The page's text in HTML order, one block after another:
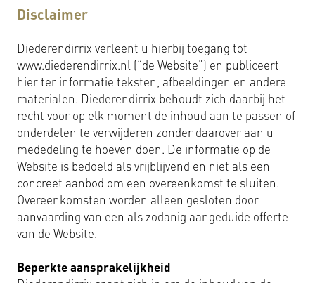
Disclaimer
Diederendirrix verleent u hierbij toegang tot
www.diederendirrix.nl (“de Website”) en publiceert
hier ter informatie teksten, afbeeldingen en andere
materialen. Diederendirrix behoudt zich daarbij het
recht voor op elk moment de inhoud aan te passen of
onderdelen te verwijderen zonder daarover aan u
mededeling te hoeven doen. De informatie op de
Website is bedoeld als vrijblijvend en niet als een
concreet aanbod om een overeenkomst te sluiten.
Overeenkomsten worden alleen gesloten door
aanvaarding van een als zodanig aangeduide offerte
van de Website.
Beperkte aansprakelijkheid